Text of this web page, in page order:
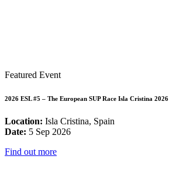
Featured Event
2026 ESL #5 – The European SUP Race Isla Cristina 2026
Location: Isla Cristina, Spain
Date: 5 Sep 2026
Find out more